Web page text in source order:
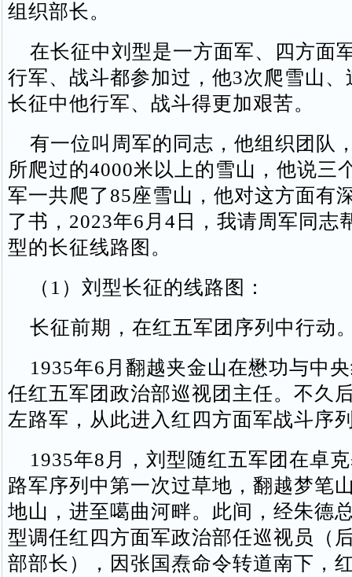
组织部长。
在长征中刘型是一方面军、四方面
行军、战斗都参加过，他3次爬雪山
长征中他行军、战斗得更加艰苦。
有一位叫周军的同志，他组织团队
所爬过的4000米以上的雪山，他说三
军一共爬了85座雪山，他对这方面有
了书，2023年6月4日，我请周军同志
型的长征线路图。
（1）刘型长征的线路图：
长征前期，在红五军团序列中行动
1935年6月翻越夹金山在懋功与中
任红五军团政治部巡视团主任。不久
左路军，从此进入红四方面军战斗序
1935年8月，刘型随红五军团在卓
路军序列中第一次过草地，翻越梦笔
地山，进至噶曲河畔。此间，经朱德
型调任红四方面军政治部任巡视员（
部部长），因张国焘命令转道南下，